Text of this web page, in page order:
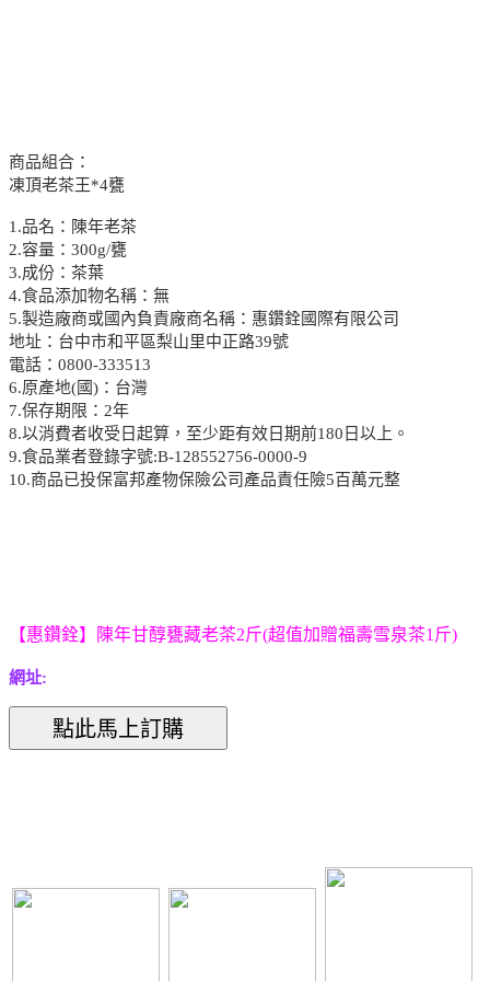
商品組合：
凍頂老茶王*4甕
1.品名：陳年老茶
2.容量：300g/甕
3.成份：茶葉
4.食品添加物名稱：無
5.製造廠商或國內負責廠商名稱：惠鑽銓國際有限公司
地址：台中市和平區梨山里中正路39號
電話：0800-333513
6.原產地(國)：台灣
7.保存期限：2年
8.以消費者收受日起算，至少距有效日期前180日以上。
9.食品業者登錄字號:B-128552756-0000-9
10.商品已投保富邦產物保險公司產品責任險5百萬元整
【惠鑽銓】陳年甘醇甕藏老茶2斤(超值加贈福壽雪泉茶1斤)
網址: